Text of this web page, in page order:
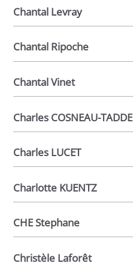
Chantal Levray
Chantal Ripoche
Chantal Vinet
Charles COSNEAU-
Charles LUCET
Charlotte KUENTZ
CHE Stephane
Christèle Laforêt